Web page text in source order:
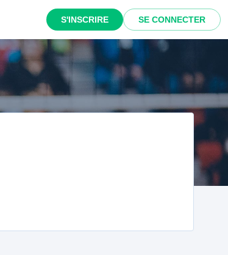
S'INSCRIRE SE CONNECTER